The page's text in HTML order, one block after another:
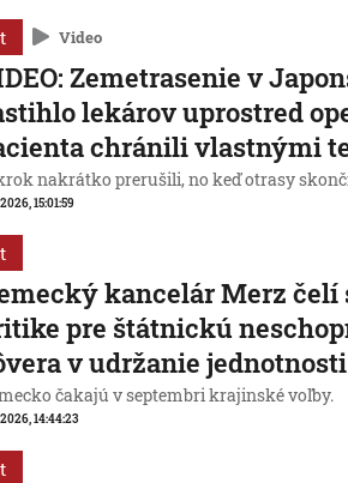
Video
Zemetrasenie v
lekárov uprostred
chránili vlastnými
nakrátko prerušili, no keď otrasy
15:01:59
kancelár Merz čelí
pre štátnickú
v udržanie
čakajú v septembri krajinské voľby.
14:44:23